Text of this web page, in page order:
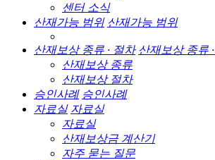
센터 소식
산재가능 범위 산재가능 범위
산재보상 종류 · 절차 산재보상 종류
산재보상 종류
산재보상 절차
승인사례 승인사례
자료실 자료실
자료실
산재보상금 계산기
자주 묻는 질문